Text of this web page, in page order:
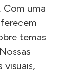
Com uma
temas
visuais,